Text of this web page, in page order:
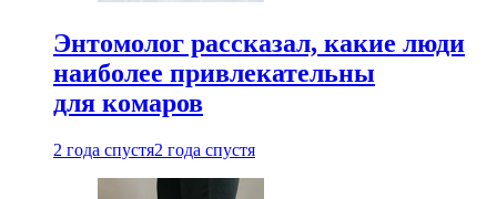
Энтомолог рассказал, какие люди
наиболее привлекательны
для комаров
2 года спустя2 года спустя